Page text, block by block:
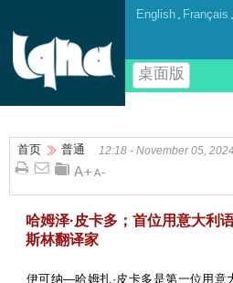
English . Français .
桌面版
首页 普通 12:18 - November 05, 2024
哈姆泽·皮卡多；首位用意大利
斯林翻译家
伊可纳—哈姆扎·皮卡多是第一位用意